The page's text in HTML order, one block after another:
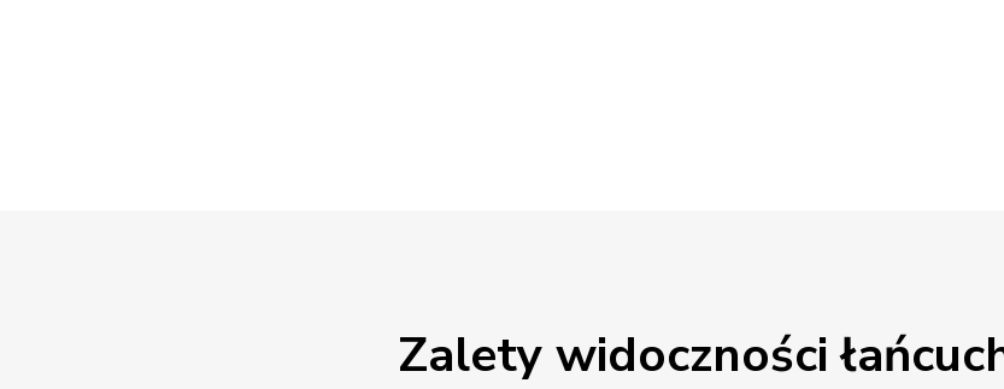
Zalety widoczności